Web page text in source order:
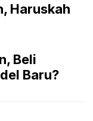
Haruskah
Beli
Baru?